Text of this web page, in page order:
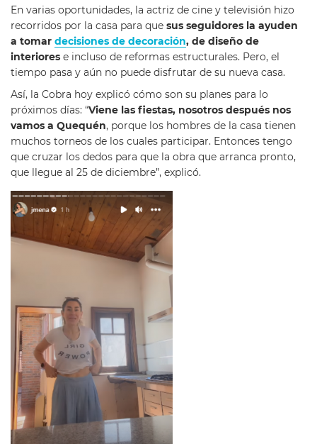
En varias oportunidades, la actriz de cine y televisión hizo
recorridos por la casa para que sus seguidores la ayuden
a tomar decisiones de decoración, de diseño de
interiores e incluso de reformas estructurales. Pero, el
tiempo pasa y aún no puede disfrutar de su nueva casa.
Así, la Cobra hoy explicó cómo son su planes para lo
próximos días: “Viene las fiestas, nosotros después nos
vamos a Quequén, porque los hombres de la casa tienen
muchos torneos de los cuales participar. Entonces tengo
que cruzar los dedos para que la obra que arranca pronto,
que llegue al 25 de diciembre”, explicó.